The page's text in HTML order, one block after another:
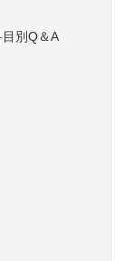
別Q＆A